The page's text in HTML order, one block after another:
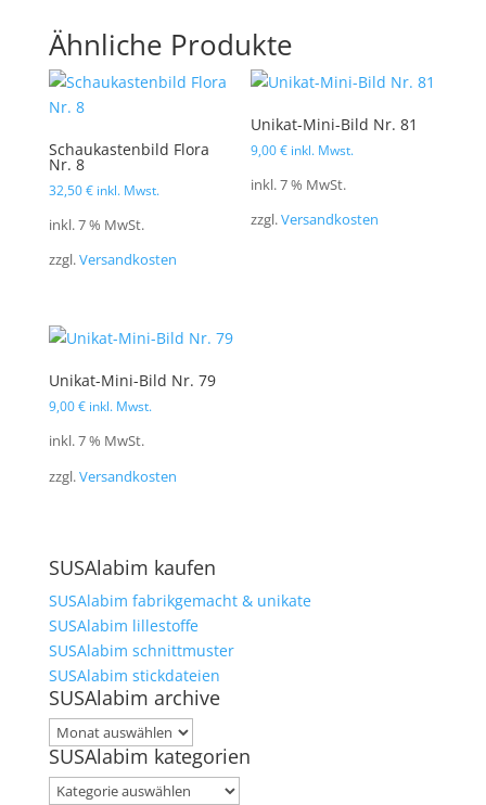
Ähnliche Produkte
Schaukastenbild Flora
Nr. 8
32,50€ inkl. Mwst.
inkl. 7 % MwSt.
zzgl.Versandkosten
Unikat-Mini-Bild Nr. 81
9,00€ inkl. Mwst.
inkl. 7 % MwSt.
zzgl.Versandkosten
Unikat-Mini-Bild Nr. 79
9,00€ inkl. Mwst.
inkl. 7 % MwSt.
zzgl.Versandkosten
SUSAlabim kaufen
SUSAlabim fabrikgemacht & unikate
SUSAlabim lillestoffe
SUSAlabim schnittmuster
SUSAlabim stickdateien
SUSAlabim archive
SUSAlabim
archive
SUSAlabim kategorien
SUSAlabim